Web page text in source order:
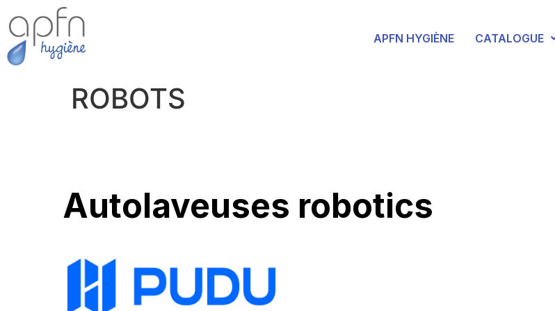
APFN HYGIÈNE CATALOGUE
ROBOTS
Autolaveuses robotics